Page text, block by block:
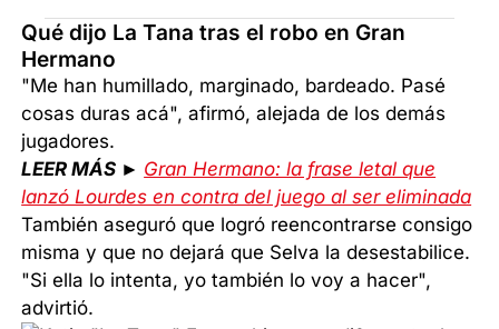
Qué dijo La Tana tras el robo en Gran
Hermano
"Me han humillado, marginado, bardeado. Pasé
cosas duras acá", afirmó, alejada de los demás
jugadores.
LEER MÁS ► Gran Hermano: la frase letal que
lanzó Lourdes en contra del juego al ser eliminada
También aseguró que logró reencontrarse consigo
misma y que no dejará que Selva la desestabilice.
"Si ella lo intenta, yo también lo voy a hacer",
advirtió.